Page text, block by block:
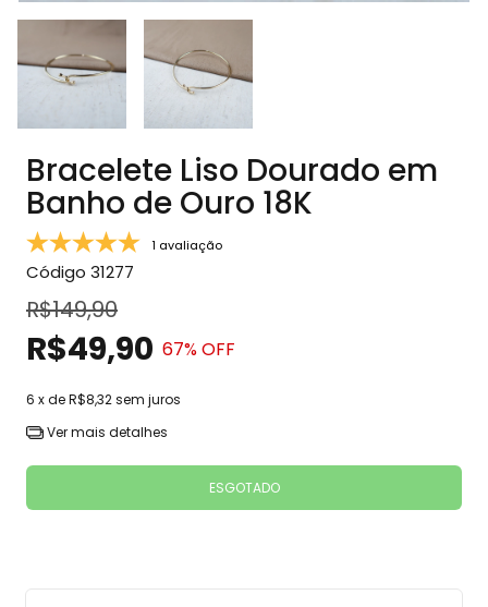
Bracelete Liso Dourado em
Banho de Ouro 18K
1 avaliação
Código 31277
R$149,90
R$49,90 67% OFF
6 x deR$8,32sem juros
Ver mais detalhes